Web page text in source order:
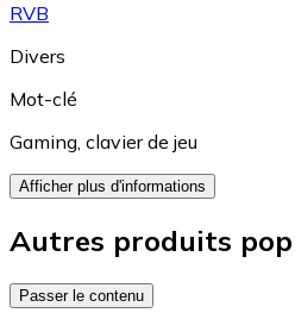
RVB
Divers
Mot-clé
Gaming, clavier de jeu
Afficher plus d'informations
Autres produits
Passer le contenu